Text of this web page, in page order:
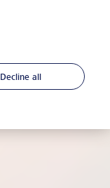
Decline all